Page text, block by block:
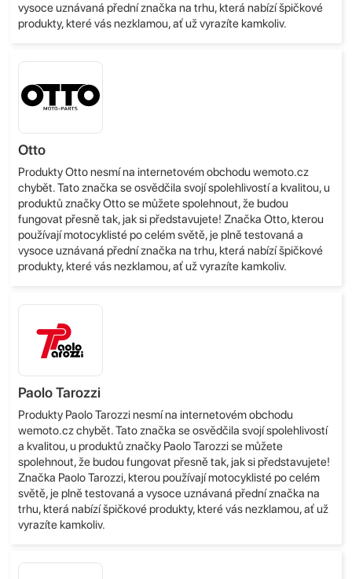
vysoce uznávaná přední značka na trhu, která nabízí špičkové
produkty, které vás nezklamou, ať už vyrazíte kamkoliv.
Otto
Produkty Otto nesmí na internetovém obchodu wemoto.cz
chybět. Tato značka se osvědčila svojí spolehlivostí a kvalitou, u
produktů značky Otto se můžete spolehnout, že budou
fungovat přesně tak, jak si představujete! Značka Otto, kterou
používají motocyklisté po celém světě, je plně testovaná a
vysoce uznávaná přední značka na trhu, která nabízí špičkové
produkty, které vás nezklamou, ať už vyrazíte kamkoliv.
Paolo Tarozzi
Produkty Paolo Tarozzi nesmí na internetovém obchodu
wemoto.cz chybět. Tato značka se osvědčila svojí spolehlivostí
a kvalitou, u produktů značky Paolo Tarozzi se můžete
spolehnout, že budou fungovat přesně tak, jak si představujete!
Značka Paolo Tarozzi, kterou používají motocyklisté po celém
světě, je plně testovaná a vysoce uznávaná přední značka na
trhu, která nabízí špičkové produkty, které vás nezklamou, ať už
vyrazíte kamkoliv.